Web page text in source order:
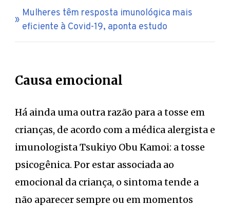
Mulheres têm resposta imunológica mais
eficiente à Covid-19, aponta estudo
Causa emocional
Há ainda uma outra razão para a tosse em
crianças, de acordo com a médica alergista e
imunologista Tsukiyo Obu Kamoi: a tosse
psicogênica. Por estar associada ao
emocional da criança, o sintoma tende a
não aparecer sempre ou em momentos